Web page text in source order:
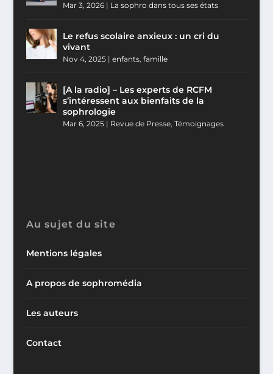
Mar 3, 2026| La sophro dans tous ses états
Le refus scolaire anxieux : un cri du
vivant
Nov 4, 2025| enfants, famille
[A la radio] – Les experts de RCFM
s’intéressent aux bienfaits de la
sophrologie
Mar 6, 2025| Revue de Presse, Témoignages
Au sujet du site
Mentions légales
A propos de sophromédia
Les auteurs
Contact